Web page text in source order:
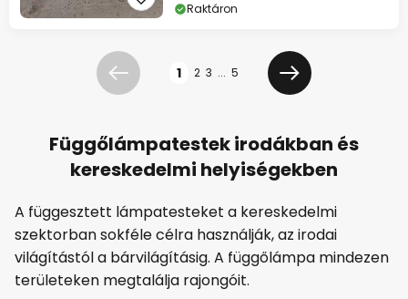
Raktáron
Előző 1 2 3 ... 5
Következő
Függőlámpatestek irodákban és
kereskedelmi helyiségekben
A függesztett lámpatesteket a kereskedelmi
szektorban sokféle célra használják, az irodai
világítástól a bárvilágításig. A függőlámpa mindezen
területeken megtalálja rajongóit.